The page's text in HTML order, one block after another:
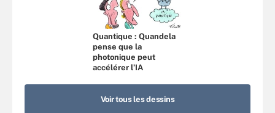
Quantique : Quandela
pense que la
photonique peut
accélérer l’IA
Voir tous les dessins